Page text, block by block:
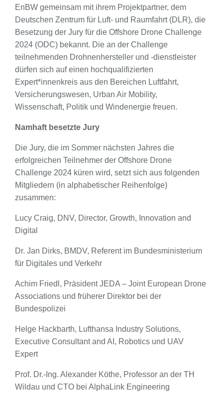
EnBW gemeinsam mit ihrem Projektpartner, dem
Deutschen Zentrum für Luft- und Raumfahrt (DLR), die
Besetzung der Jury für die Offshore Drone Challenge
2024 (ODC) bekannt. Die an der Challenge
teilnehmenden Drohnenhersteller und -dienstleister
dürfen sich auf einen hochqualifizierten
Expert*innenkreis aus den Bereichen Luftfahrt,
Versicherungswesen, Urban Air Mobility,
Wissenschaft, Politik und Windenergie freuen.
Namhaft besetzte Jury
Die Jury, die im Sommer nächsten Jahres die
erfolgreichen Teilnehmer der Offshore Drone
Challenge 2024 küren wird, setzt sich aus folgenden
Mitgliedern (in alphabetischer Reihenfolge)
zusammen:
Lucy Craig, DNV, Director, Growth, Innovation and
Digital
Dr. Jan Dirks, BMDV, Referent im Bundesministerium
für Digitales und Verkehr
Achim Friedl, Präsident JEDA – Joint European Drone
Associations und früherer Direktor bei der
Bundespolizei
Helge Hackbarth, Lufthansa Industry Solutions,
Executive Consultant and AI, Robotics und UAV
Expert
Prof. Dr.-Ing. Alexander Köthe, Professor an der TH
Wildau und CTO bei AlphaLink Engineering